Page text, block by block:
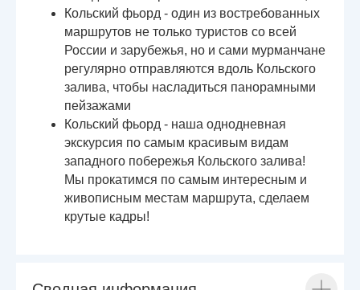
Кольский фьорд - один из востребованных
маршрутов не только туристов со всей
России и зарубежья, но и сами мурманчане
регулярно отправляются вдоль Кольского
залива, чтобы насладиться панорамными
пейзажами
Кольский фьорд - наша однодневная
экскурсия по самым красивым видам
западного побережья Кольского залива!
Мы прокатимся по самым интересным и
живописным местам маршрута, сделаем
крутые кадры!